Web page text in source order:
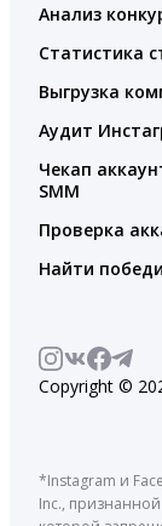
Анализ
Статистика
Выгрузка
Аудит
Чекап
SMM
Проверка
Найти
Copyright ©
*Instagram и
Inc., признанной